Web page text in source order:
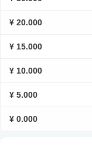
¥ 20.000
¥ 15.000
¥ 10.000
¥ 5.000
¥ 0.000